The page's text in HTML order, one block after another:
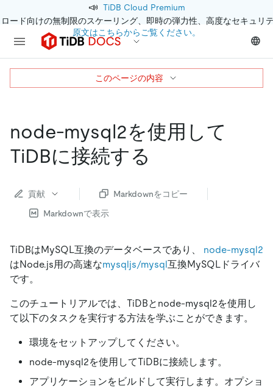
📣 TiDB Cloud Premium
ード向けの無制限のスケーリング、即時の弾力性、高度なセキュリ
原文はこちらからご覧ください。
node-mysql2を使用して
TiDBに接続する
貢献
Markdownをコピー
Markdownで表示
TiDBはMySQL互換のデータベースであり、 node-mysql2
はNode.js用の高速なmysqljs/mysql互換MySQLドライバ
です。
このチュートリアルでは、TiDBとnode-mysql2を使用し
て以下のタスクを実行する方法を学ぶことができます。
環境をセットアップしてください。
node-mysql2を使用してTiDBに接続します。
アプリケーションをビルドして実行します。オプショ
このページの内容